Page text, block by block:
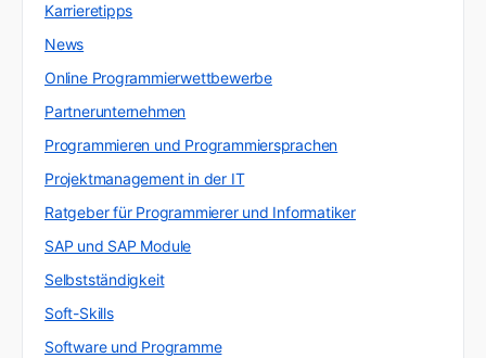
Karrieretipps
News
Online Programmierwettbewerbe
Partnerunternehmen
Programmieren und Programmiersprachen
Projektmanagement in der IT
Ratgeber für Programmierer und Informatiker
SAP und SAP Module
Selbstständigkeit
Soft-Skills
Software und Programme